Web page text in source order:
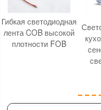
Гибкая светодиодная
лента COB высокой
плотности FOB